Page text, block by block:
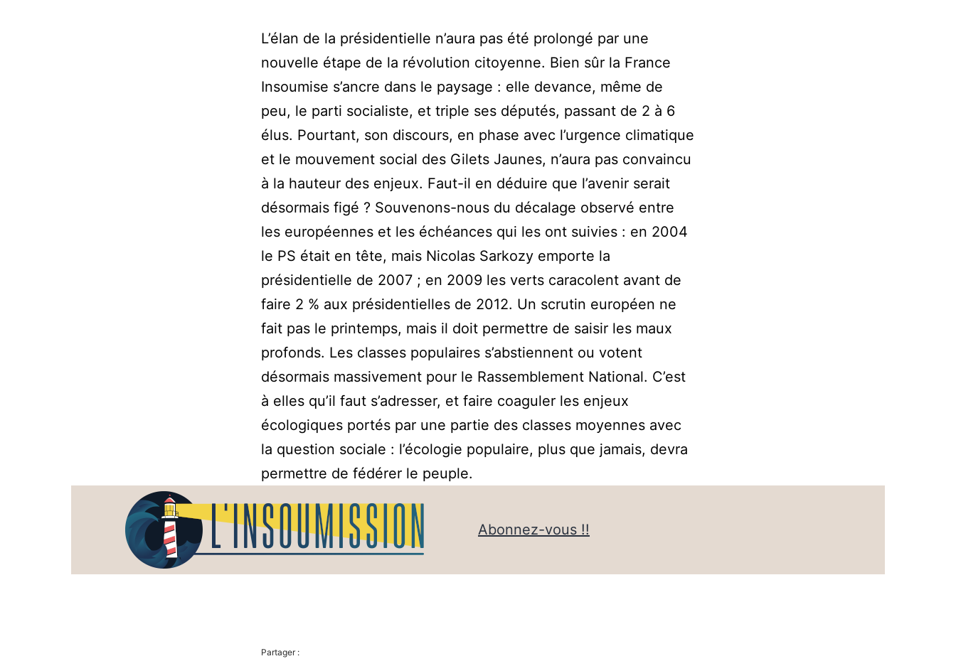
L’élan de la présidentielle n’aura pas été prolongé par une
nouvelle étape de la révolution citoyenne. Bien sûr la France
Insoumise s’ancre dans le paysage : elle devance, même de
peu, le parti socialiste, et triple ses députés, passant de 2 à 6
élus. Pourtant, son discours, en phase avec l’urgence climatique
et le mouvement social des Gilets Jaunes, n’aura pas convaincu
à la hauteur des enjeux. Faut-il en déduire que l’avenir serait
désormais figé ? Souvenons-nous du décalage observé entre
les européennes et les échéances qui les ont suivies : en 2004
le PS était en tête, mais Nicolas Sarkozy emporte la
présidentielle de 2007 ; en 2009 les verts caracolent avant de
faire 2 % aux présidentielles de 2012. Un scrutin européen ne
fait pas le printemps, mais il doit permettre de saisir les maux
profonds. Les classes populaires s’abstiennent ou votent
désormais massivement pour le Rassemblement National. C’est
à elles qu’il faut s’adresser, et faire coaguler les enjeux
écologiques portés par une partie des classes moyennes avec
la question sociale : l’écologie populaire, plus que jamais, devra
permettre de fédérer le peuple.
Abonnez-vous !!
Partager :